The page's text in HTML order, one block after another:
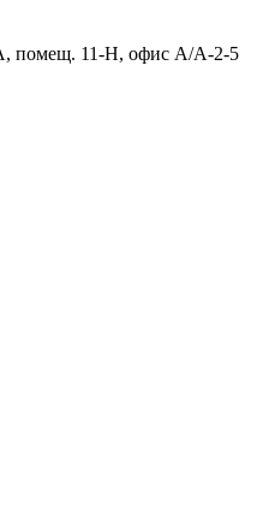
А, помещ. 11-Н, офис А/А-2-5